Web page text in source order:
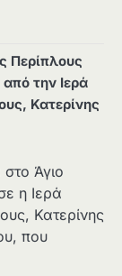
Περίπλους
την Ιερά
Κατερίνης
Άγιο
η Ιερά
Κατερίνης
που